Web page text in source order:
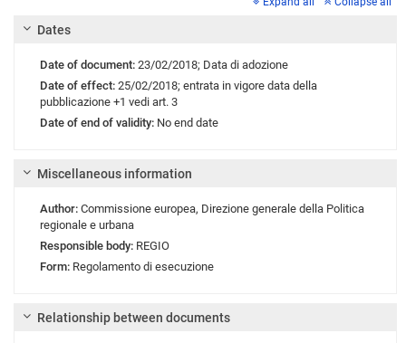
Dates
Date of document: 23/02/2018; Data di adozione
Date of effect: 25/02/2018; entrata in vigore data della
pubblicazione +1 vedi art. 3
Date of end of validity: No end date
Miscellaneous information
Author: Commissione europea, Direzione generale della Politica
regionale e urbana
Responsible body: REGIO
Form: Regolamento di esecuzione
Relationship between documents